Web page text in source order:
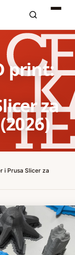
print:
za
i Prusa Slicer za